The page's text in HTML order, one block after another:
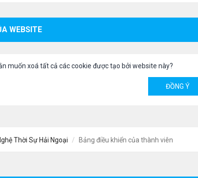
WEBSITE
muốn xoá tất cả các cookie được tạo bởi website này?
Thời Sự Hải Ngoại Bảng điều khiển của thành viên